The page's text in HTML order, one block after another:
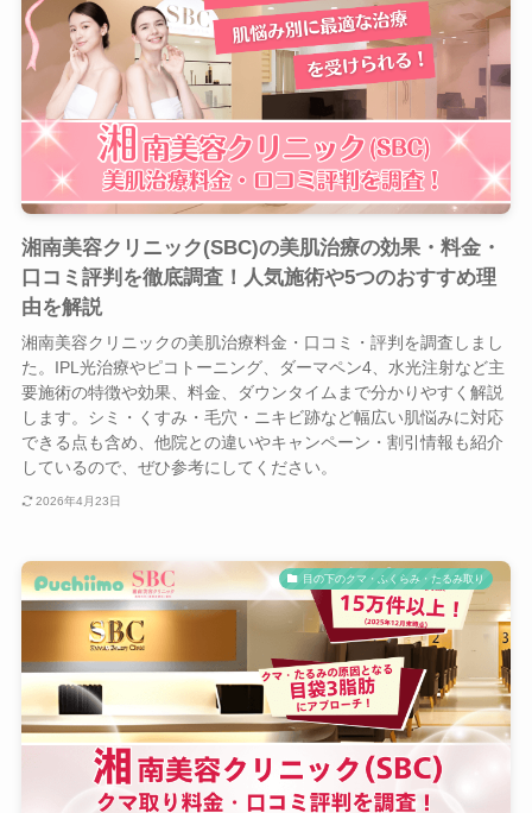
湘南美容クリニック(SBC)の美肌治療の効果・料金・
口コミ評判を徹底調査！人気施術や5つのおすすめ理
由を解説
湘南美容クリニックの美肌治療料金・口コミ・評判を調査しまし
た。IPL光治療やピコトーニング、ダーマペン4、水光注射など主
要施術の特徴や効果、料金、ダウンタイムまで分かりやすく解説
します。シミ・くすみ・毛穴・ニキビ跡など幅広い肌悩みに対応
できる点も含め、他院との違いやキャンペーン・割引情報も紹介
しているので、ぜひ参考にしてください。
2026年4月23日
目の下のクマ・ふくらみ・たるみ取り